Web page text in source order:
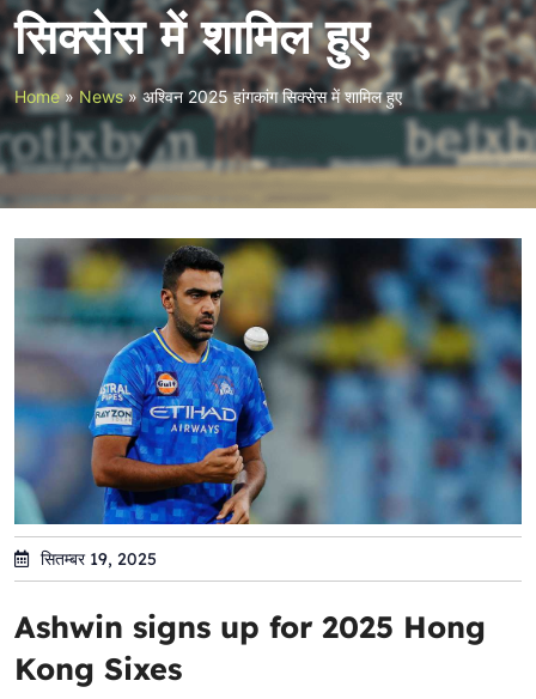
सिक्सेस में शामिल हुए
Home» News» अश्विन 2025 हांगकांग सिक्सेस में शामिल हुए
सितम्बर 19, 2025
Ashwin signs up for 2025 Hong
Kong Sixes